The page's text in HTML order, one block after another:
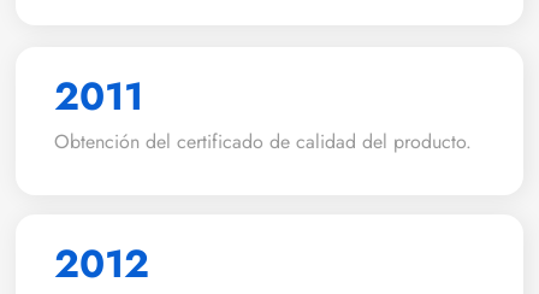
2011
Obtención del certificado de calidad del producto.
2012